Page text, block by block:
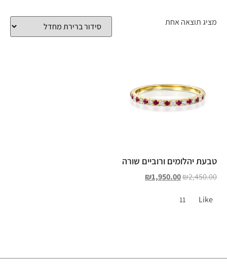
מציג תוצאה אחת
טבעת יהלומים ורוביים שורה
₪2,450.00
₪1,950.00
Like
11